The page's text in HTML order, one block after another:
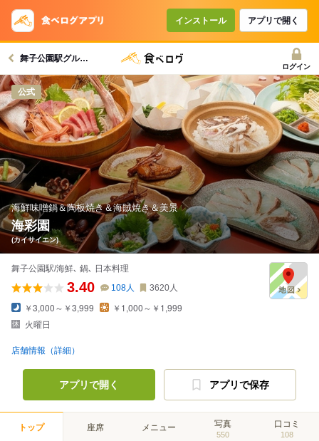
インストール アプリで開く
舞子公園駅グルメへ
ログイン
公式
海鮮味噌鍋＆陶板焼き＆海賊焼き＆美景
海彩園
(カイサイエン)
舞子公園駅/海鮮､ 鍋､ 日本料理
3.40 108人 3620人
￥3,000～￥3,999
￥1,000～￥1,999
火曜日
店舗情報（詳細）
アプリで開く アプリで保存
トップ 座席 メニュー 写真
550
口コミ
108